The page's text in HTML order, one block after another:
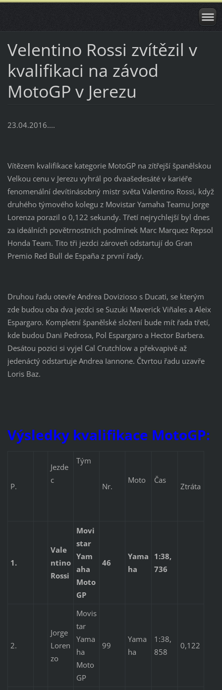
Velentino Rossi zvítězil v
kvalifikaci na závod
MotoGP v Jerezu
23.04.2016....
Vítězem kvalifikace kategorie MotoGP na zítřejší španělskou
Velkou cenu v Jerezu vyhrál po dvaašedesáté v kariéře
fenomenální devítinásobný mistr světa Valentino Rossi, když
druhého týmového kolegu z Movistar Yamaha Teamu Jorge
Lorenza porazil o 0,122 sekundy. Třetí nejrychlejší byl dnes
za ideálních povětrnostních podmínek Marc Marquez Repsol
Honda Team. Tito tři jezdci zároveň odstartují do Gran
Premio Red Bull de España z první řady.
Druhou řadu otevře Andrea Dovizioso s Ducati, se kterým
zde budou oba dva jezdci se Suzuki Maverick Viñales a Aleix
Espargaro. Kompletní španělské složení bude mít řada třetí,
kde budou Dani Pedrosa, Pol Espargaro a Hector Barbera.
Desátou pozici si vyjel Cal Crutchlow a překvapivě až
jedenáctý odstartuje Andrea Iannone. Čtvrtou řadu uzavře
Loris Baz.
Výsledky kvalifikace MotoGP:
P.
Jezde
c
Tým
Nr.
Moto Čas
Ztráta
1.
Vale
ntino
Rossi
Movi
star
Yam
aha
Moto
GP
46
Yama
ha
1:38,
736
2.
Jorge
Loren
zo
Movis
tar
Yama
ha
Moto
GP
99
Yama
ha
1:38,
858
0,122